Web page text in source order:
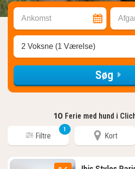
Ankomst
2 Voksne (1 Værelse)
Søg
10 Ferie med hund i
Filtre
1
Kort